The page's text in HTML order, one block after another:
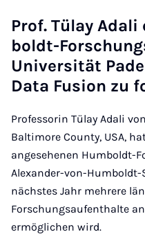
Prof. Tülay
boldt-
Uni­versität
Data Fu­sion zu
Professorin Tülay Adali
Baltimore County, USA,
angesehenen Humboldt-
Alexander-von-
nächstes Jahr mehrere
Forschungsaufenthalte
ermöglichen wird.